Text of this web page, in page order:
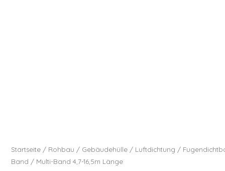
Startseite / Rohbau / Gebäudehülle / Luftdichtung /
Band / Multi-Band 4,7-16,5m Länge